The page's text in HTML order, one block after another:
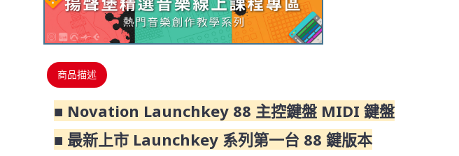
商品描述
■ Novation Launchkey 88 主控鍵盤 MIDI 鍵盤
■ 最新上市 Launchkey 系列第一台 88 鍵版本